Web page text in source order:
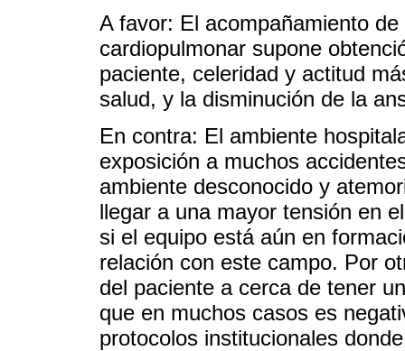
A favor: El acompañamiento
cardiopulmonar supone
paciente, celeridad y actitud
salud, y la disminución de la
En contra: El ambiente
exposición a muchos
ambiente desconocido y
llegar a una mayor tensión en
si el equipo está aún en
relación con este campo. Por
del paciente a cerca de tener
que en muchos casos es
protocolos institucionales